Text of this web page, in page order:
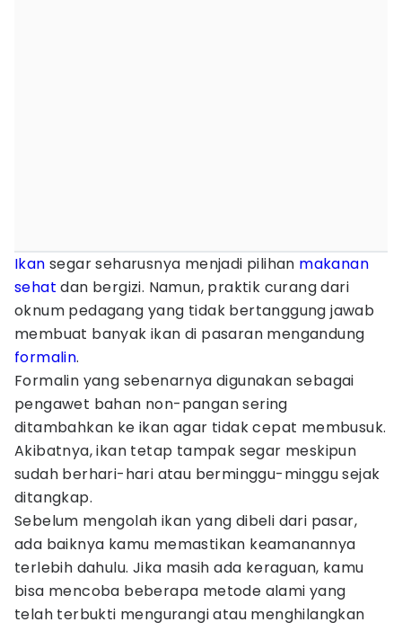
Ikan segar seharusnya menjadi pilihan makanan
sehat dan bergizi. Namun, praktik curang dari
oknum pedagang yang tidak bertanggung jawab
membuat banyak ikan di pasaran mengandung
formalin.
Formalin yang sebenarnya digunakan sebagai
pengawet bahan non-pangan sering
ditambahkan ke ikan agar tidak cepat membusuk.
Akibatnya, ikan tetap tampak segar meskipun
sudah berhari-hari atau berminggu-minggu sejak
ditangkap.
Sebelum mengolah ikan yang dibeli dari pasar,
ada baiknya kamu memastikan keamanannya
terlebih dahulu. Jika masih ada keraguan, kamu
bisa mencoba beberapa metode alami yang
telah terbukti mengurangi atau menghilangkan